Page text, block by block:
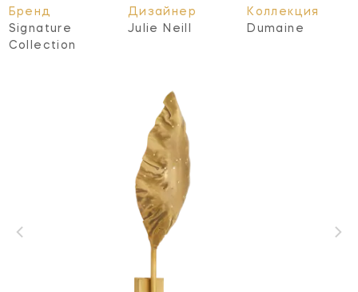
Бренд
Signature
Collection
Дизайнер
Julie Neill
Коллекция
Dumaine